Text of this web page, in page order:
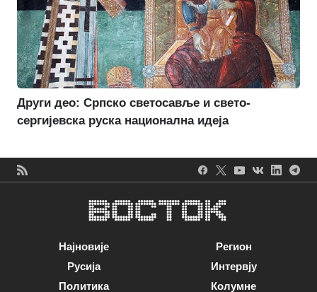
Други део: Српско светосавље и свето-
сергијевска руска национална идеја
Најновије
Русија
Политика
Регион
Интервју
Колумне